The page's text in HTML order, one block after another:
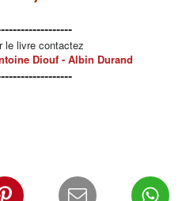
le livre contactez
Diouf - Albin Durand